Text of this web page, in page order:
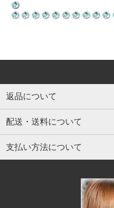
返品について
配送・送料について
支払い方法について